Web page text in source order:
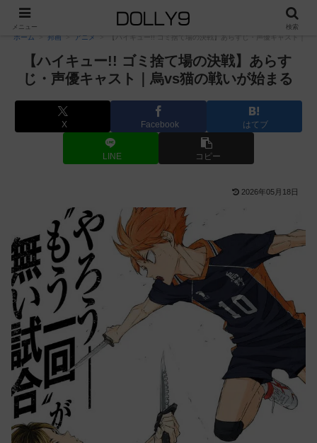
PR
ホーム 邦画 アニメ 【ハイキュー!! ゴミ捨て場の決戦】あらすじ・声優キャスト｜烏
【ハイキュー!! ゴミ捨て場の決戦】あらす
じ・声優キャスト｜烏vs猫の戦いが始まる
X Facebook はてブ
LINE コピー
2026年05月18日
メニュー 検索